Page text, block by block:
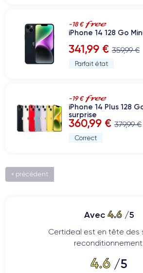
-18 €
iPhone 14 128 Go
341,99 € 359,99 €
Parfait état
-19 €
iPhone 14 Plus 128
surprise
360,99 € 379,99 €
Correct
« précédent
Avec 4.6/5
Certideal est en tête des
reconditionnement.
4.6 /5